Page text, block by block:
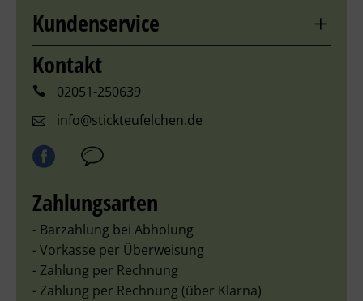
Kundenservice
Kontakt
02051-250639
info@stickteufelchen.de
Zahlungsarten
- Barzahlung bei Abholung
- Vorkasse per Überweisung
- Zahlung per Rechnung
- Zahlung per Rechnung (über Klarna)